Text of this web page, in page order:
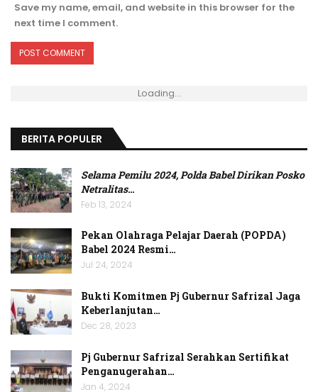
Save my name, email, and website in this browser for the
next time I comment.
Loading...
BERITA POPULER
Selama Pemilu 2024, Polda Babel Dirikan Posko
Netralitas…
Feb 13, 2024
Pekan Olahraga Pelajar Daerah (POPDA)
Babel 2024 Resmi…
Jul 24, 2024
Bukti Komitmen Pj Gubernur Safrizal Jaga
Keberlanjutan…
Dec 28, 2023
Pj Gubernur Safrizal Serahkan Sertifikat
Penganugerahan…
Jan 4, 2024